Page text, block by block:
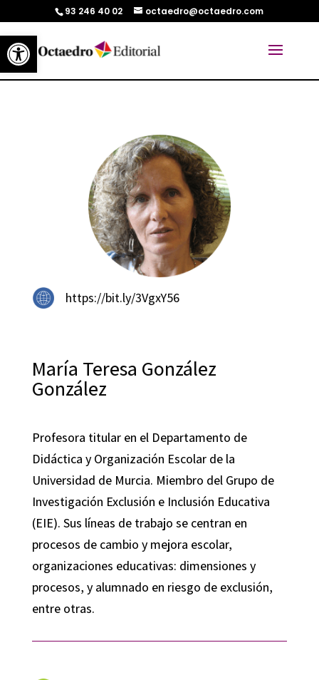
Abrir barra de herramientas
93 246 40 02 octaedro@octaedro.com
https://bit.ly/3VgxY56
María Teresa González
González
Profesora titular en el Departamento de
Didáctica y Organización Escolar de la
Universidad de Murcia. Miembro del Grupo de
Investigación Exclusión e Inclusión Educativa
(EIE). Sus líneas de trabajo se centran en
procesos de cambio y mejora escolar,
organizaciones educativas: dimensiones y
procesos, y alumnado en riesgo de exclusión,
entre otras.